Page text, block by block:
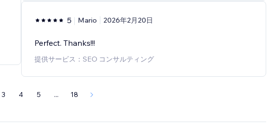
5 Mario 2026年2月20日
Perfect. Thanks!!!
提供サービス：SEO コンサルティング
3 4 5 ... 18